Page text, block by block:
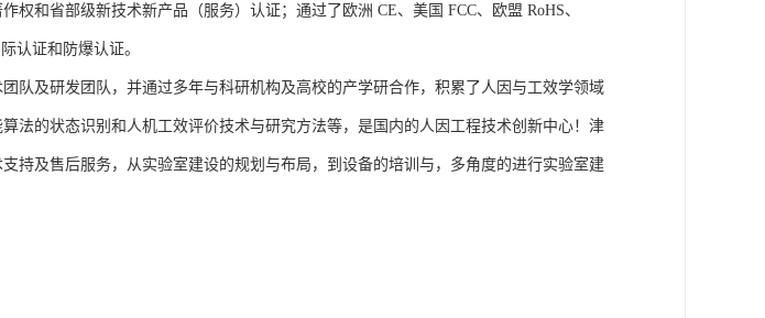
权和省部级新技术新产品（服务）认证；通过了欧洲 CE、美国 FCC、欧盟 RoHS、
认证和防爆认证。
队及研发团队，并通过多年与科研机构及高校的产学研合作，积累了人因与工效学领域
法的状态识别和人机工效评价技术与研究方法等，是国内的人因工程技术创新中心！津
持及售后服务，从实验室建设的规划与布局，到设备的培训与，多角度的进行实验室建